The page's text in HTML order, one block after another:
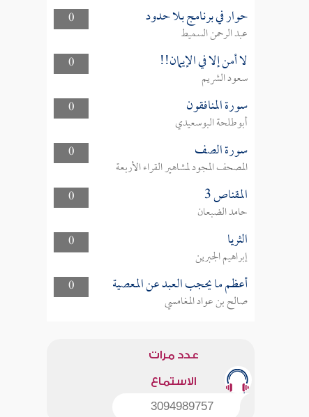
0 حوار في برنامج بلا حدود
عبد الرحمن السميط
0
لا أمن إلا في الإيمان!!
سعود الشريم
0
سورة المنافقون
أبوطلحة البوسعيدي
0
سورة الصف
المصحف المجود لمشاهير القراء الأربعة
0
المقناص 3
حامد الضبعان
0
الثريا
إبراهيم الجبرين
0
أعظم ما يحجب العبد عن المعصية
صالح بن عواد المغامسي
عدد مرات
الاستماع
3094989757